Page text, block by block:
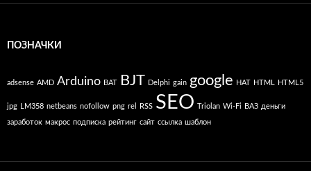
ПОЗНАЧКИ
adsense AMD Arduino BAT BJT Delphi gain google HAT HTML HTML5
jpg LM358 netbeans nofollow png rel RSS SEO Triolan Wi-Fi ВАЗ деньги
заработок макрос подписка рейтинг сайт ссылка шаблон